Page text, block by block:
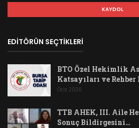
EDİTÖRÜN SEÇTİKLERİ
BTO Özel Hekimlik
Katsayıları ve
Oca 2026
TTB AHEK, III. Aile
Sonuç Bildirgesini…